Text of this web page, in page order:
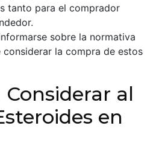
tanto para el comprador
sobre la normativa
la compra de estos
Considerar al
en